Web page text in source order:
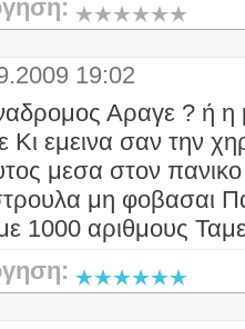
19:02
Αραγε ? ή η
Κι εμεινα σαν την
μεσα στον
μη φοβασαι
1000 αριθμους